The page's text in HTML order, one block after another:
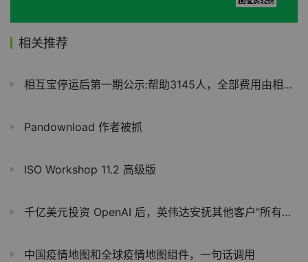
相关推荐
相互宝停运后第一期公示:帮助3145人，全部费用由相互宝承担
Pandownload 作者被抓
ISO Workshop 11.2 高级版
千亿美元投资 OpenAI 后，英伟达安抚其他客户“所有人都是重中之重”
中国疫情地图和全球疫情地图组件，一句话调用